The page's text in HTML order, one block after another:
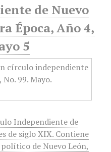
de Nuevo
Época, Año 4,
5
Independiente de
de siglo XIX. Contiene
de Nuevo León,